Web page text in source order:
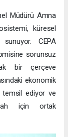
Müdürü Amna
küresel
CEPA
sorunsuz
bir çerçeve
ekonomik
temsil ediyor ve
için ortak